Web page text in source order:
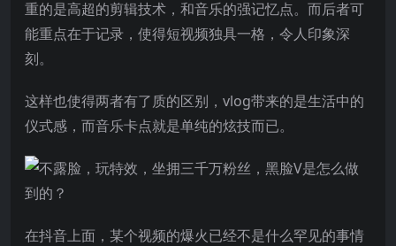
重的是高超的剪辑技术，和音乐的强记忆点。而后者可
能重点在于记录，使得短视频独具一格，令人印象深
刻。
这样也使得两者有了质的区别，vlog带来的是生活中的
仪式感，而音乐卡点就是单纯的炫技而已。
在抖音上面，某个视频的爆火已经不是什么罕见的事情